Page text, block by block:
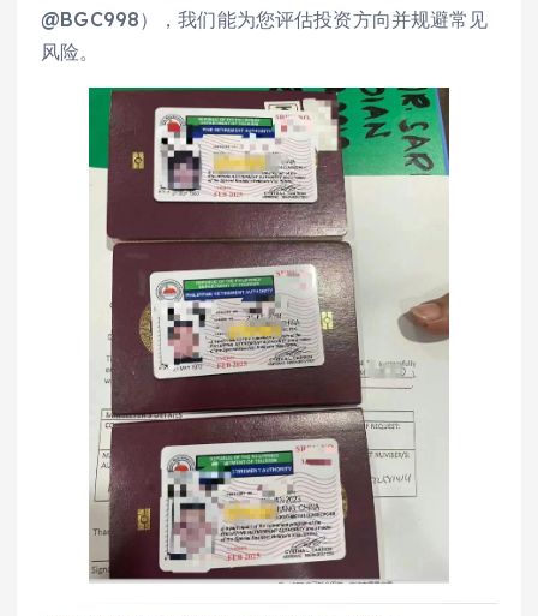
@BGC998），我们能为您评估投资方向并规避常见
风险。